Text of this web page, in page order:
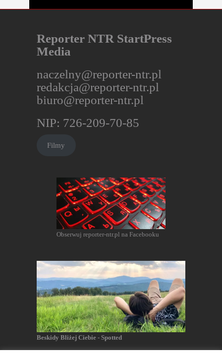
Reporter NTR StartPress
Media
naczelny@reporter-ntr.pl
redakcja@reporter-ntr.pl
biuro@reporter-ntr.pl
NIP: 726-209-70-85
Filmy
Obserwuj reporter-ntr.pl na Facebooku
Beskidy Bliżej Ciebie - Spotted